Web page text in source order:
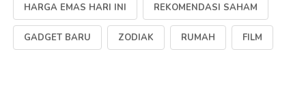
HARGA EMAS HARI INI REKOMENDASI SAHAM
GADGET BARU ZODIAK RUMAH FILM